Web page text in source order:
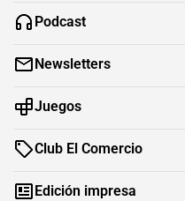
Podcast
Newsletters
Juegos
Club El Comercio
Edición impresa